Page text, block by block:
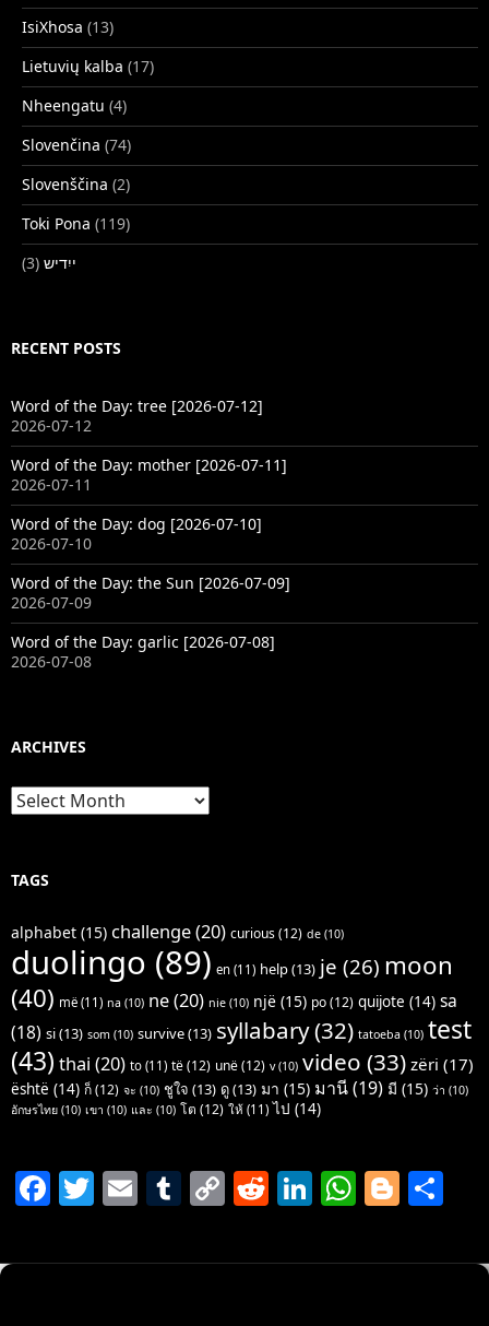
IsiXhosa (13)
Lietuvių kalba (17)
Nheengatu (4)
Slovenčina (74)
Slovenščina (2)
Toki Pona (119)
ייִדיש (3)
RECENT POSTS
Word of the Day: tree [2026-07-12]
2026-07-12
Word of the Day: mother [2026-07-11]
2026-07-11
Word of the Day: dog [2026-07-10]
2026-07-10
Word of the Day: the Sun [2026-07-09]
2026-07-09
Word of the Day: garlic [2026-07-08]
2026-07-08
ARCHIVES
Archives
TAGS
alphabet (15) challenge(20) curious(12) de (10)
duolingo (89) en (11) help(13) je (26) moon
(40) më (11) na (10) ne(20) nie (10) një (15) po(12) quijote (14) sa
(18) si(13) som (10) survive(13) syllabary(32) tatoeba (10) test
(43) thai (20) to (11) të(12) unë(12) v(10) video (33) zëri (17)
është (14) ก็(12) จะ (10) ชูใจ (13) ดู(13) มา (15) มานี(19) มี (15) ว่า (10)
อักษรไทย (10) เขา (10) และ (10) โต (12) ให้ (11) ไป (14)
F
c
T
itt
E
ai
T
m
C
p
R
d
Li
k
W
at
Bl
g ar